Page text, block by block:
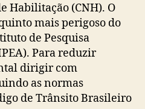
Habilitação (CNH). O
mais perigoso do
de Pesquisa
Para reduzir
dirigir com
as normas
de Trânsito Brasileiro